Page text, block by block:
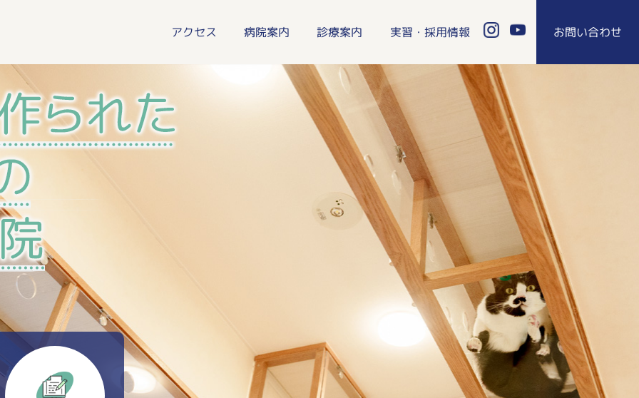
アクセス 病院案内 診療案内 実習・採用情報 お問い合わせ
年中無休いつでも頼れる動物病院
療は毎日20〜22時30分まで対応